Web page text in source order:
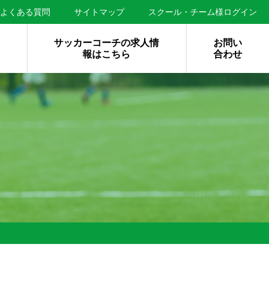
よくある質問 サイトマップ スクール・チーム様ログイン
サッカーコーチの求人情
報はこちら
お問い
合わせ